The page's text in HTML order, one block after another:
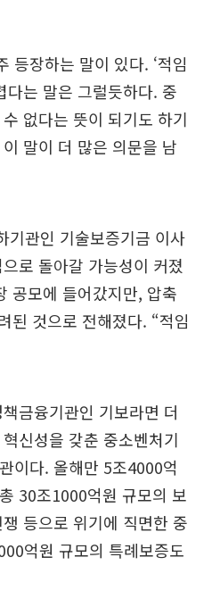
등장하는 말이 있다. ‘적임
다는 말은 그럴듯하다. 중
없다는 뜻이 되기도 하기
말이 더 많은 의문을 남
기관인 기술보증기금 이사
로 돌아갈 가능성이 커졌
공모에 들어갔지만, 압축
된 것으로 전해졌다. “적임
금융기관인 기보라면 더
신성을 갖춘 중소벤처기
이다. 올해만 5조4000억
30조1000억원 규모의 보
등으로 위기에 직면한 중
억원 규모의 특례보증도